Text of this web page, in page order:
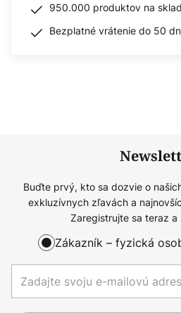
950.000 produktov na
Bezplatné vrátenie do 50
Buďte prvý, kto sa dozvie o
exkluzívnych zľavách a
Zaregistrujte sa teraz a
Zákazník – fyzická